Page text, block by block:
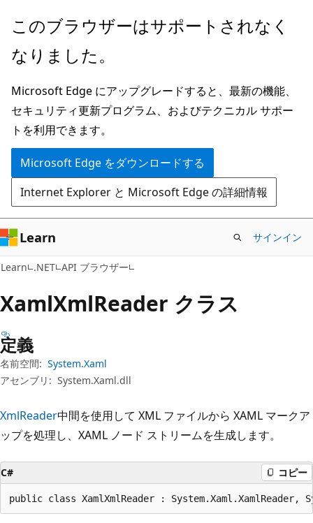
メ
ン
ン
テ
ン
ツ
に
ス
キ
ッ
プ
ペ
ジ
ナ
ビ
ゲ
ー
シ
ョ
ン
に
ス
キ
ッ
プ
このブラウザーはサポートされなく
なりました。
Microsoft Edge にアップグレードすると、最新の機能、
セキュリティ更新プログラム、およびテクニカル サポー
トを利用できます。
Microsoft Edge をダウンロードする
Internet Explorer と Microsoft Edge の詳細情報
Learn サインイン
Learn .NET API ブラウザー
XamlXmlReader クラス
定義
名前空間: System.Xaml
アセンブリ: System.Xaml.dll
XmlReader中間を使用して XML ファイルから XAML マークア
ップを処理し、XAML ノード ストリームを生成します。
C# コピー
public class XamlXmlReader : System.Xaml.XamlReader,